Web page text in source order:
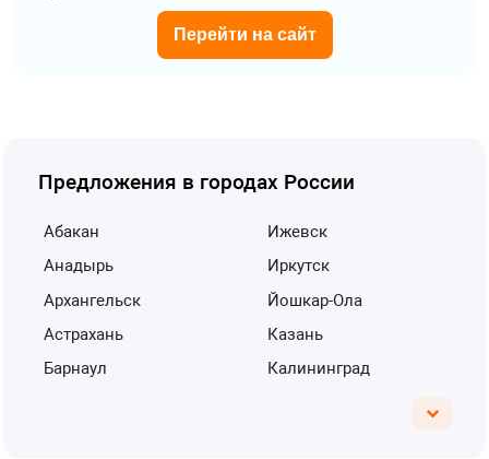
Перейти на сайт
Предложения в городах России
Абакан
Анадырь
Архангельск
Астрахань
Барнаул
Ижевск
Иркутск
Йошкар-Ола
Казань
Калининград